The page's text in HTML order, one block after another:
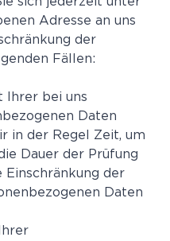
Adresse an uns
der
Fällen:
Ihrer bei uns
Daten
in der Regel Zeit, um
Dauer der Prüfung
Einschränkung der
Daten